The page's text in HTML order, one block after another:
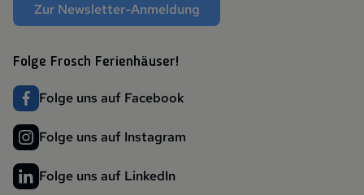
Zur Newsletter-Anmeldung
Folge Frosch Ferienhäuser!
Folge uns auf Facebook
Folge uns auf Instagram
Folge uns auf LinkedIn